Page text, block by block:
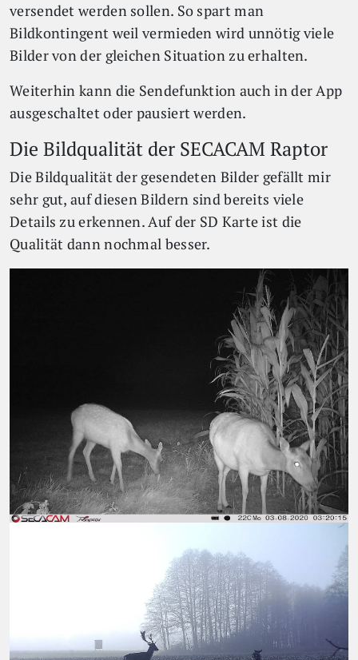
versendet werden sollen. So spart man
Bildkontingent weil vermieden wird unnötig viele
Bilder von der gleichen Situation zu erhalten.
Weiterhin kann die Sendefunktion auch in der App
ausgeschaltet oder pausiert werden.
Die Bildqualität der SECACAM Raptor
Die Bildqualität der gesendeten Bilder gefällt mir
sehr gut, auf diesen Bildern sind bereits viele
Details zu erkennen. Auf der SD Karte ist die
Qualität dann nochmal besser.